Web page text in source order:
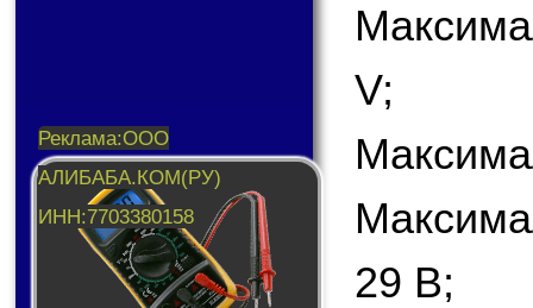
V;
29 В;